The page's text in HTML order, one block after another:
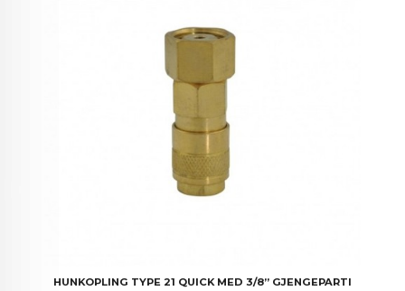
HUNKOPLING TYPE 21 QUICK MED 3/8” GJENGEPARTI